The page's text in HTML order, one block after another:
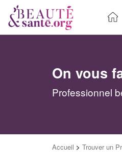
On vous
Professionnel
Accueil > Trouver un